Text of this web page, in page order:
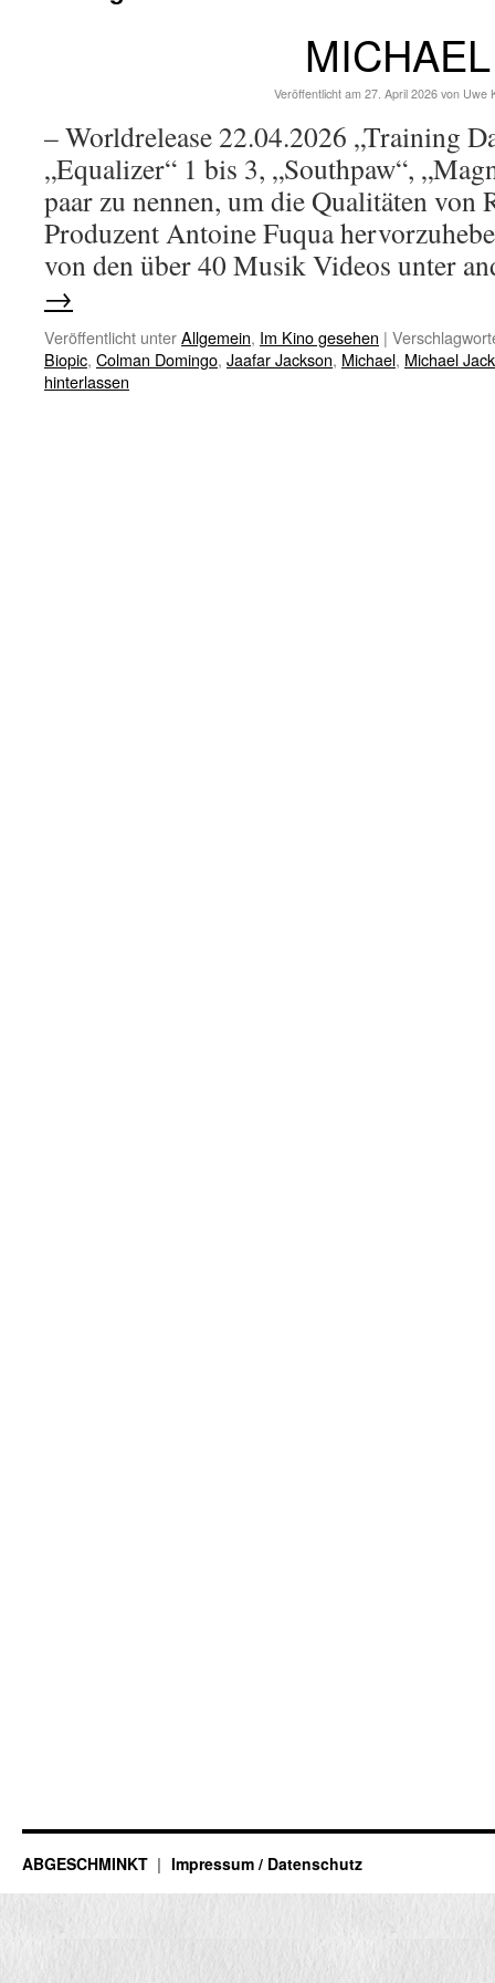
MICHAEL
Veröffentlicht am 27. April 2026 von Uwe
– Worldrelease 22.04.2026 „Training
„Equalizer“ 1 bis 3, „Southpaw“,
paar zu nennen, um die Qualitäten von
Produzent Antoine Fuqua
von den über 40 Musik Videos unter
→
Veröffentlicht unterAllgemein, Im Kino gesehen |
Biopic, Colman Domingo, Jaafar Jackson, Michael, Michael
hinterlassen
ABGESCHMINKT Impressum / Datenschutz